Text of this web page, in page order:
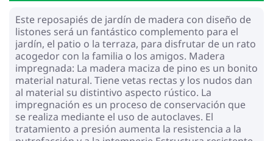
Este reposapiés de jardín de madera con diseño de
listones será un fantástico complemento para el
jardín, el patio o la terraza, para disfrutar de un rato
acogedor con la familia o los amigos. Madera
impregnada: La madera maciza de pino es un bonito
material natural. Tiene vetas rectas y los nudos dan
al material su distintivo aspecto rústico. La
impregnación es un proceso de conservación que
se realiza mediante el uso de autoclaves. El
tratamiento a presión aumenta la resistencia a la